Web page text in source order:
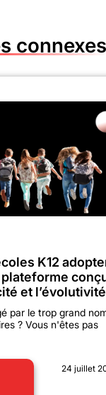
connexes
K12
et l’évolutivité
par le trop grand
? Vous n'êtes pas
24 juillet